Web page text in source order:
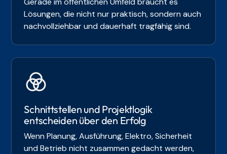
Lösungen, die nicht nur praktisch, sondern auch
nachvollziehbar und dauerhaft tragfähig sind.
Schnittstellen und Projektlogik
entscheiden über den Erfolg
Wenn Planung, Ausführung, Elektro, Sicherheit
und Betrieb nicht zusammen gedacht werden,